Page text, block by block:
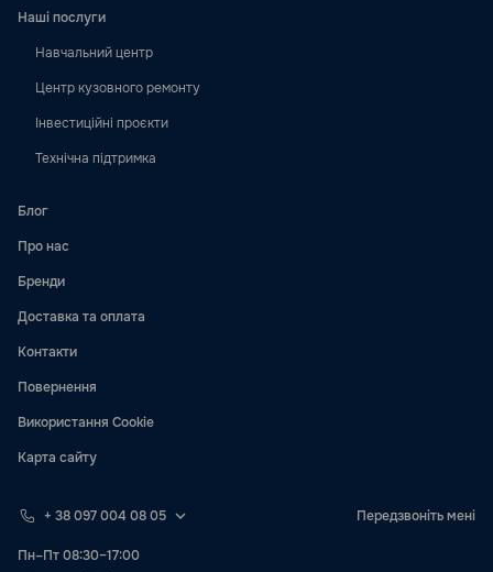
Наші послуги
Навчальний центр
Центр кузовного ремонту
Інвестиційні проєкти
Технічна підтримка
Блог
Про нас
Бренди
Доставка та оплата
Контакти
Повернення
Використання Cookie
Карта сайту
+ 38 097 004 08 05 Передзвоніть мені
Пн–Пт 08:30–17:00